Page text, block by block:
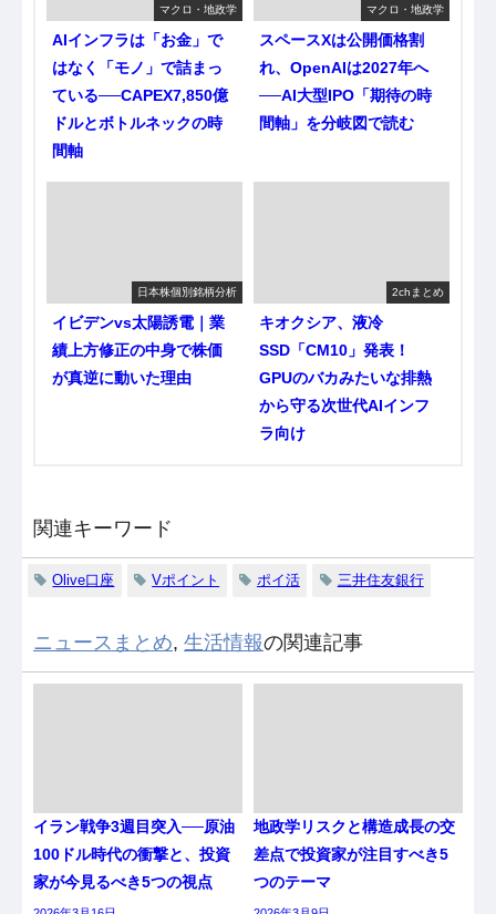
マクロ・地政学
AIインフラは「お金」で
はなく「モノ」で詰まっ
ている──CAPEX7,850億
ドルとボトルネックの時
間軸
マクロ・地政学
スペースXは公開価格割
れ、OpenAIは2027年へ
──AI大型IPO「期待の時
間軸」を分岐図で読む
日本株個別銘柄分析
イビデンvs太陽誘電｜業
績上方修正の中身で株価
が真逆に動いた理由
2chまとめ
キオクシア、液冷
SSD「CM10」発表！
GPUのバカみたいな排熱
から守る次世代AIインフ
ラ向け
関連キーワード
Olive口座 Vポイント ポイ活 三井住友銀行
ニュースまとめ, 生活情報の関連記事
イラン戦争3週目突入──原油
100ドル時代の衝撃と、投資
家が今見るべき5つの視点
地政学リスクと構造成長の交
差点で投資家が注目すべき5
つのテーマ